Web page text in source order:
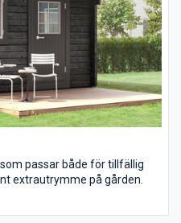
passar både för tillfällig
extrautrymme på gården.